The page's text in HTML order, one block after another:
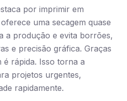
por imprimir em
uma secagem quase
a produção e evita borrões,
e precisão gráfica. Graças
é rápida. Isso torna a
projetos urgentes,
rapidamente.